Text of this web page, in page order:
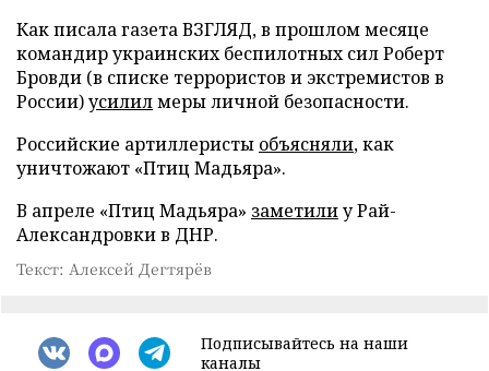
Как писала газета ВЗГЛЯД, в прошлом месяце
командир украинских беспилотных сил Роберт
Бровди (в списке террористов и экстремистов в
России)усилилмеры личной безопасности.
Российские артиллеристы объясняли, как
уничтожают «Птиц Мадьяра».
В апреле «Птиц Мадьяра» заметилиу Рай-
Александровки в ДНР.
Текст: Алексей Дегтярёв
Подписывайтесь на наши
каналы